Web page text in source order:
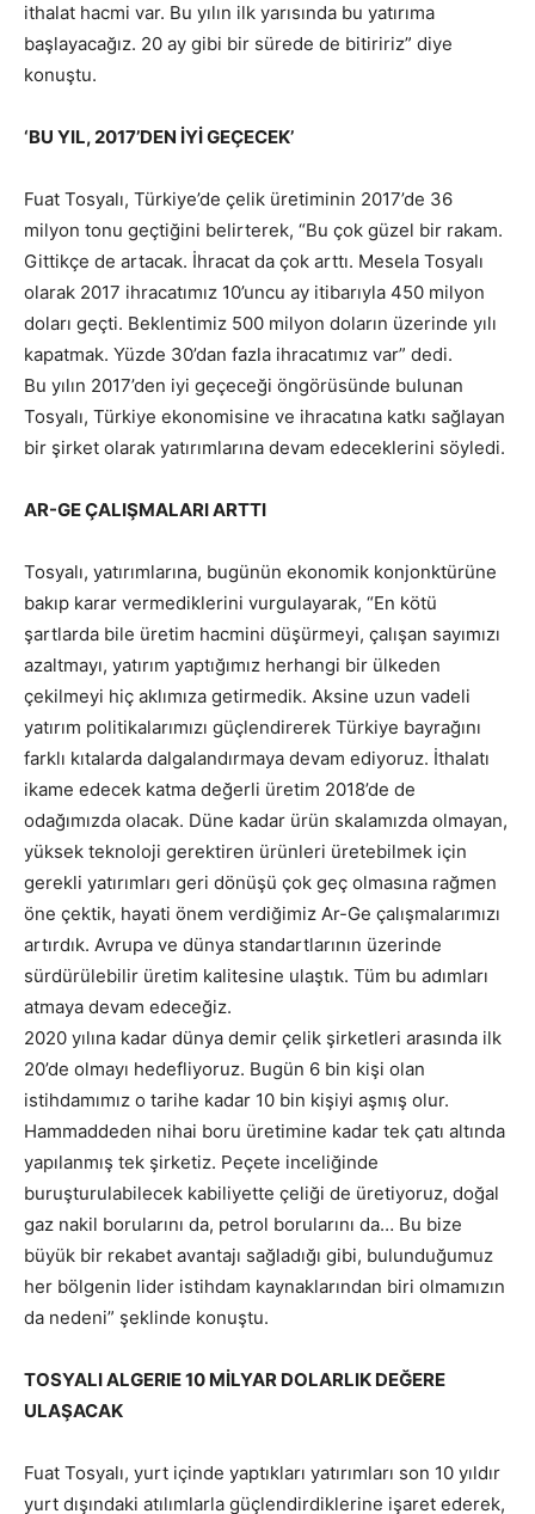
ithalat hacmi var. Bu yılın ilk yarısında bu yatırıma
başlayacağız. 20 ay gibi bir sürede de bitiririz” diye
konuştu.
‘BU YIL, 2017’DEN İYİ GEÇECEK’
Fuat Tosyalı, Türkiye’de çelik üretiminin 2017’de 36
milyon tonu geçtiğini belirterek, “Bu çok güzel bir rakam.
Gittikçe de artacak. İhracat da çok arttı. Mesela Tosyalı
olarak 2017 ihracatımız 10’uncu ay itibarıyla 450 milyon
doları geçti. Beklentimiz 500 milyon doların üzerinde yılı
kapatmak. Yüzde 30’dan fazla ihracatımız var” dedi.
Bu yılın 2017’den iyi geçeceği öngörüsünde bulunan
Tosyalı, Türkiye ekonomisine ve ihracatına katkı sağlayan
bir şirket olarak yatırımlarına devam edeceklerini söyledi.
AR-GE ÇALIŞMALARI ARTTI
Tosyalı, yatırımlarına, bugünün ekonomik konjonktürüne
bakıp karar vermediklerini vurgulayarak, “En kötü
şartlarda bile üretim hacmini düşürmeyi, çalışan sayımızı
azaltmayı, yatırım yaptığımız herhangi bir ülkeden
çekilmeyi hiç aklımıza getirmedik. Aksine uzun vadeli
yatırım politikalarımızı güçlendirerek Türkiye bayrağını
farklı kıtalarda dalgalandırmaya devam ediyoruz. İthalatı
ikame edecek katma değerli üretim 2018’de de
odağımızda olacak. Düne kadar ürün skalamızda olmayan,
yüksek teknoloji gerektiren ürünleri üretebilmek için
gerekli yatırımları geri dönüşü çok geç olmasına rağmen
öne çektik, hayati önem verdiğimiz Ar-Ge çalışmalarımızı
artırdık. Avrupa ve dünya standartlarının üzerinde
sürdürülebilir üretim kalitesine ulaştık. Tüm bu adımları
atmaya devam edeceğiz.
2020 yılına kadar dünya demir çelik şirketleri arasında ilk
20’de olmayı hedefliyoruz. Bugün 6 bin kişi olan
istihdamımız o tarihe kadar 10 bin kişiyi aşmış olur.
Hammaddeden nihai boru üretimine kadar tek çatı altında
yapılanmış tek şirketiz. Peçete inceliğinde
buruşturulabilecek kabiliyette çeliği de üretiyoruz, doğal
gaz nakil borularını da, petrol borularını da… Bu bize
büyük bir rekabet avantajı sağladığı gibi, bulunduğumuz
her bölgenin lider istihdam kaynaklarından biri olmamızın
da nedeni” şeklinde konuştu.
TOSYALI ALGERIE 10 MİLYAR DOLARLIK DEĞERE
ULAŞACAK
Fuat Tosyalı, yurt içinde yaptıkları yatırımları son 10 yıldır
yurt dışındaki atılımlarla güçlendirdiklerine işaret ederek,